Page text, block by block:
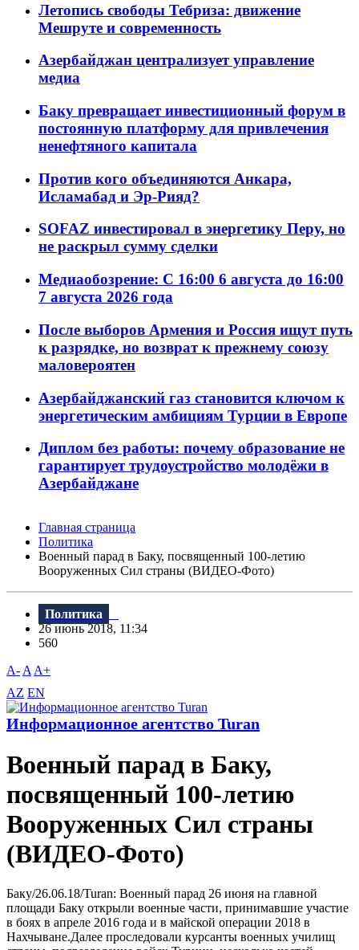
Летопись свободы Тебриза: движение
Мешруте и современность
Азербайджан централизует управление
медиа
Баку превращает инвестиционный форум в
постоянную платформу для привлечения
ненефтяного капитала
Против кого объединяются Анкара,
Исламабад и Эр-Рияд?
SOFAZ инвестировал в энергетику Перу, но
не раскрыл сумму сделки
Медиаобозрение: С 16:00 6 августа до 16:00
7 августа 2026 года
После выборов Армения и Россия ищут путь
к разрядке, но возврат к прежнему союзу
маловероятен
Азербайджанский газ становится ключом к
энергетическим амбициям Турции в Европе
Диплом без работы: почему образование не
гарантирует трудоустройство молодёжи в
Азербайджане
Главная страница
Политика
Военный парад в Баку, посвященный 100-летию
Вооруженных Сил страны (ВИДЕО-Фото)
Политика
26 июнь 2018, 11:34
560
A- A A+
AZ EN
Информационное агентство Turan
Военный парад в Баку,
посвященный 100-летию
Вооруженных Сил страны
(ВИДЕО-Фото)
Баку/26.06.18/Turan: Bоенный парад 26 июня на главной
площади Баку открыли военные части, принимавшие участие
в боях в апреле 2016 года и в майской операции 2018 в
Нахчыване.Далее проследовали курсанты военных училищ